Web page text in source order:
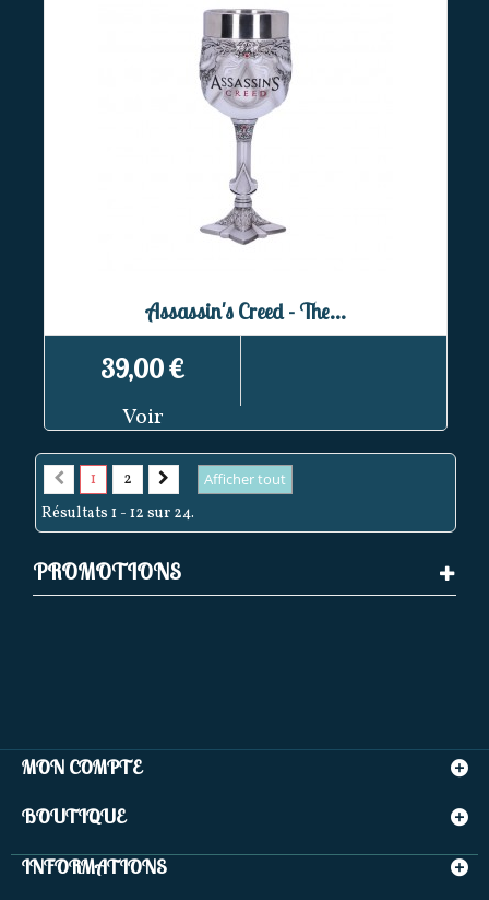
Assassin's Creed - The...
39,00 €
Voir
Afficher tout
1
2
Résultats 1 - 12 sur 24.
PROMOTIONS
MON COMPTE
BOUTIQUE
INFORMATIONS